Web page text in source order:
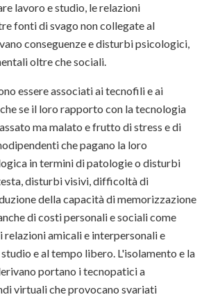
lavoro e studio, le relazioni
fonti di svago non collegate al
conseguenze e disturbi psicologici,
oltre che sociali.
essere associati ai tecnofili e ai
se il loro rapporto con la tecnologia
ma malato e frutto di stress e di
che pagano la loro
in termini di patologie o disturbi
disturbi visivi, difficoltà di
della capacità di memorizzazione
di costi personali e sociali come
relazioni amicali e interpersonali e
e al tempo libero. L'isolamento e la
portano i tecnopatici a
virtuali che provocano svariati